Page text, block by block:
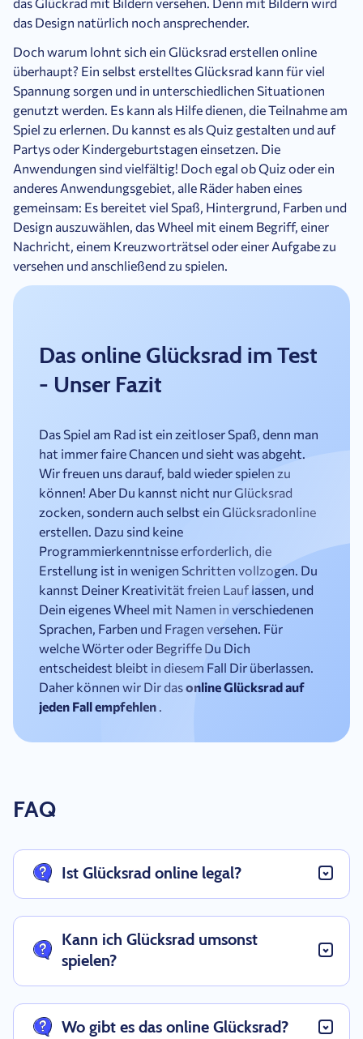
das Design natürlich noch ansprechender.
Doch warum lohnt sich ein Glücksrad erstellen online
überhaupt? Ein selbst erstelltes Glücksrad kann für viel
Spannung sorgen und in unterschiedlichen Situationen
genutzt werden. Es kann als Hilfe dienen, die Teilnahme am
Spiel zu erlernen. Du kannst es als Quiz gestalten und auf
Partys oder Kindergeburtstagen einsetzen. Die
Anwendungen sind vielfältig! Doch egal ob Quiz oder ein
anderes Anwendungsgebiet, alle Räder haben eines
gemeinsam: Es bereitet viel Spaß, Hintergrund, Farben und
Design auszuwählen, das Wheel mit einem Begriff, einer
Nachricht, einem Kreuzworträtsel oder einer Aufgabe zu
versehen und anschließend zu spielen.
Das online Glücksrad im Test
- Unser Fazit
Das Spiel am Rad ist ein zeitloser Spaß, denn man
hat immer faire Chancen und sieht was abgeht.
Wir freuen uns darauf, bald wieder spielen zu
können! Aber Du kannst nicht nur Glücksrad
zocken, sondern auch selbst ein Glücksradonline
erstellen. Dazu sind keine
Programmierkenntnisse erforderlich, die
Erstellung ist in wenigen Schritten vollzogen. Du
kannst Deiner Kreativität freien Lauf lassen, und
Dein eigenes Wheel mit Namen in verschiedenen
Sprachen, Farben und Fragen versehen. Für
welche Wörter oder Begriffe Du Dich
entscheidest bleibt in diesem Fall Dir überlassen.
Daher können wir Dir dasonline Glücksrad auf
jeden Fall empfehlen
FAQ
Ist Glücksrad online legal?
Kann ich Glücksrad umsonst
spielen?
Wo gibt es das online Glücksrad?